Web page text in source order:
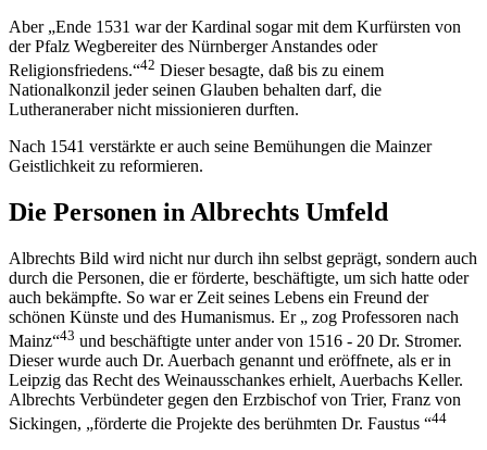
Aber „Ende 1531 war der Kardinal sogar mit dem Kurfürsten von
der Pfalz Wegbereiter des Nürnberger Anstandes oder
Religionsfriedens.“42 Dieser besagte, daß bis zu einem
Nationalkonzil jeder seinen Glauben behalten darf, die
Lutheraneraber nicht missionieren durften.
Nach 1541 verstärkte er auch seine Bemühungen die Mainzer
Geistlichkeit zu reformieren.
Die Personen in Albrechts Umfeld
Albrechts Bild wird nicht nur durch ihn selbst geprägt, sondern auch
durch die Personen, die er förderte, beschäftigte, um sich hatte oder
auch bekämpfte. So war er Zeit seines Lebens ein Freund der
schönen Künste und des Humanismus. Er „ zog Professoren nach
Mainz“43 und beschäftigte unter ander von 1516 - 20 Dr. Stromer.
Dieser wurde auch Dr. Auerbach genannt und eröffnete, als er in
Leipzig das Recht des Weinausschankes erhielt, Auerbachs Keller.
Albrechts Verbündeter gegen den Erzbischof von Trier, Franz von
Sickingen, „förderte die Projekte des berühmten Dr. Faustus “44